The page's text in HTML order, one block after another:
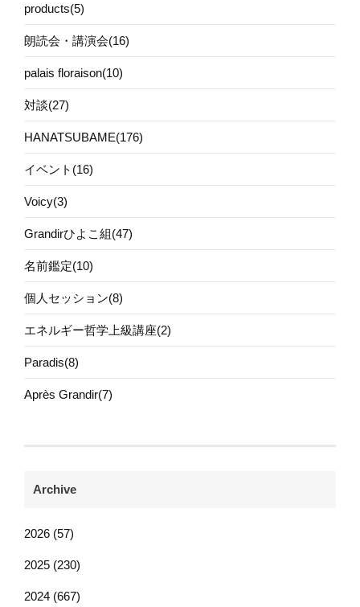
products(5)
朗読会・講演会(16)
palais floraison(10)
対談(27)
HANATSUBAME(176)
イベント(16)
Voicy(3)
Grandirひよこ組(47)
名前鑑定(10)
個人セッション(8)
エネルギー哲学上級講座(2)
Paradis(8)
Après Grandir(7)
Archive
2026 (57)
2025 (230)
2024 (667)